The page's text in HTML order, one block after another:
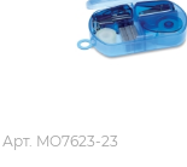
Арт. MO7623-23